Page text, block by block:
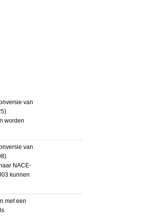
van
worden
van
NACE-
kunnen
met een